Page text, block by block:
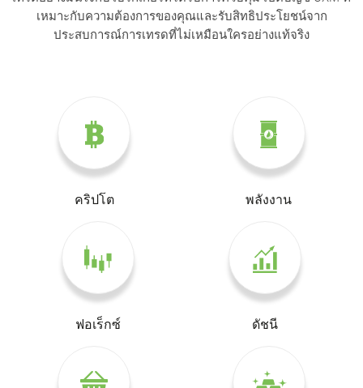
เหมาะกับความต้องการของคุณและรับสิทธิประโยชน์จาก
ประสบการณ์การเทรดที่ไม่เหมือนใครอย่างแท้จริง
คริปโต พลังงาน
ฟอเร็กซ์ ดัชนี